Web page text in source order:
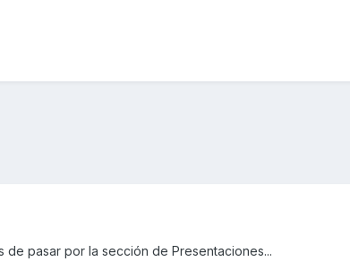
pasar por la sección de Presentaciones...